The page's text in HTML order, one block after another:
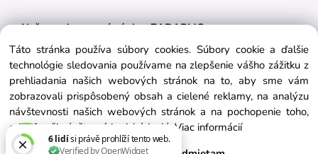
Naše appky pre vás úplne ZADARMO:
Tréningový plán na mieru
BMI kalkulačka
Vygeneruj si výživový plán na mieru
Táto stránka používa súbory cookies. Súbory cookie a ďalšie
technológie sledovania používame na zlepšenie vášho zážitku z
prehliadania našich webových stránok na to, aby sme vám
zobrazovali prispôsobený obsah a cielené reklamy, na analýzu
návštevnosti našich webových stránok a na pochopenie toho,
odkiaľ naši návštevníci prichádzajú. Viac informácií